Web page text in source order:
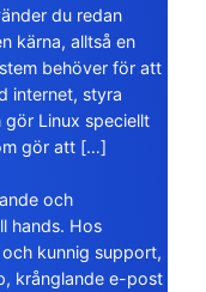
du redan
kärna, alltså en
behöver för att
internet, styra
Linux speciellt
gör att […]
och
hands. Hos
kunnig support,
krånglande e-post